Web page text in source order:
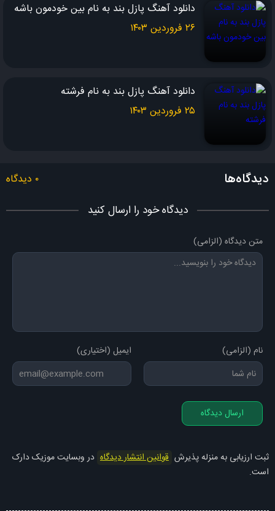
دست یه عاشقو پس نزن
قیدمو پای هوس نزن
به قلب عاشقت دست نزن
قیدمو پای هوس نزن
دانلود آهنگ پازل بند به نام بین خودمون باشه
۲۶ فروردین ۱۴۰۳
دانلود آهنگ پازل بند به نام فرشته
۲۵ فروردین ۱۴۰۳
دیدگاه‌ها ۰ دیدگاه
دیدگاه خود را ارسال کنید
متن دیدگاه (الزامی)
نام (الزامی) ایمیل (اختیاری)
ارسال دیدگاه
ثبت ارزیابی به منزله پذیرش قوانین انتشار دیدگاه در وبسایت موزیک دارک
است.